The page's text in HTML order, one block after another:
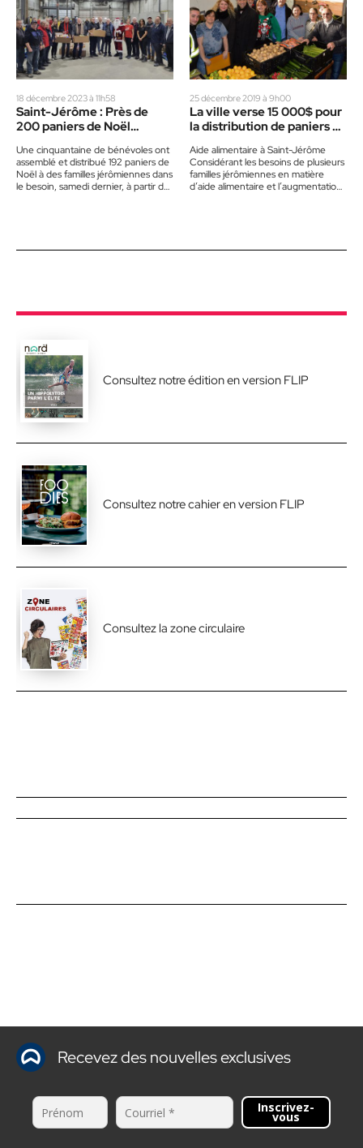
18 décembre 2023 à 11h58
Saint-Jérôme : Près de
200 paniers de Noël
le besoin
Une cinquantaine de bénévoles ont
assemblé et distribué 192 paniers de
Noël à des familles jérômiennes dans
le besoin, samedi dernier, à partir de
25 décembre 2019 à 9h00
La ville verse 15 000$ pour
la distribution de paniers de
Aide alimentaire à Saint-Jérôme
Considérant les besoins de plusieurs
familles jérômiennes en matière
d’aide alimentaire et l’augmentation
Consultez notre édition en version FLIP
Consultez notre cahier en version FLIP
Consultez la zone circulaire
Recevez des nouvelles exclusives
Inscrivez-
vous